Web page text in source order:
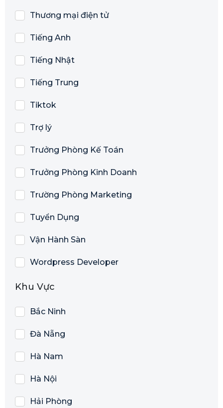
Thương mại điện tử
Tiếng Anh
Tiếng Nhật
Tiếng Trung
Tiktok
Trợ lý
Trưởng Phòng Kế Toán
Trưởng Phòng Kinh Doanh
Trường Phòng Marketing
Tuyển Dụng
Vận Hành Sàn
Wordpress Developer
Khu Vực
Bắc Ninh
Đà Nẵng
Hà Nam
Hà Nội
Hải Phòng